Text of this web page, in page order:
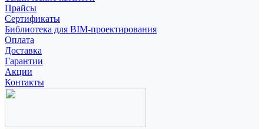
Прайсы
Сертификаты
Библиотека для BIM-проектирования
Оплата
Доставка
Гарантии
Акции
Контакты